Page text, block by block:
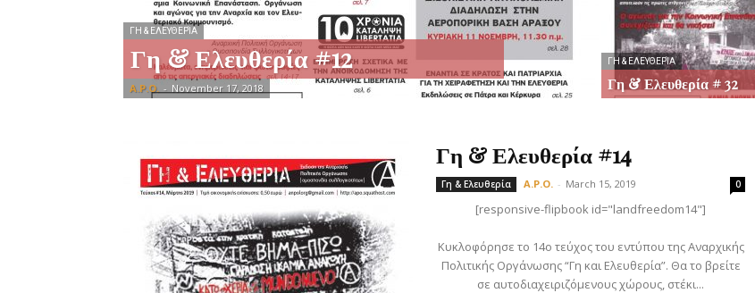
ΓΗ & ΕΛΕΥΘΕΡΊΑ
Γη & Ελευθερία #12
A.P.O. - November 17, 2018
ΓΗ & ΕΛΕΥΘΕΡΊΑ
Γη & Ελευθερία # 32
Γη & Ελευθερία #14
Γη & Ελευθερία A.P.O. - March 15, 2019 0
[responsive-flipbook id="landfreedom14"]
Κυκλοφόρησε το 14ο τεύχος του εντύπου της Αναρχικής
Πολιτικής Οργάνωσης “Γη και Ελευθερία”. Θα το βρείτε
σε αυτοδιαχειριζόμενους χώρους, στέκι...